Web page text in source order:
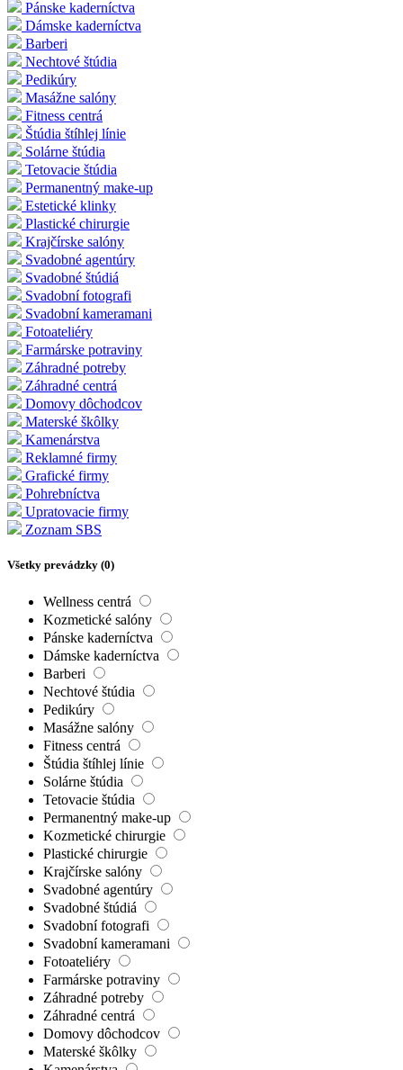
Pánske kaderníctva
Dámske kaderníctva
Barberi
Nechtové štúdia
Pedikúry
Masážne salóny
Fitness centrá
Štúdia štíhlej línie
Solárne štúdia
Tetovacie štúdia
Permanentný make-up
Estetické klinky
Plastické chirurgie
Krajčírske salóny
Svadobné agentúry
Svadobné štúdiá
Svadobní fotografi
Svadobní kameramani
Fotoateliéry
Farmárske potraviny
Záhradné potreby
Záhradné centrá
Domovy dôchodcov
Materské škôlky
Kamenárstva
Reklamné firmy
Grafické firmy
Pohrebníctva
Upratovacie firmy
Zoznam SBS
Všetky prevádzky (0)
Wellness centrá
Kozmetické salóny
Pánske kaderníctva
Dámske kaderníctva
Barberi
Nechtové štúdia
Pedikúry
Masážne salóny
Fitness centrá
Štúdia štíhlej línie
Solárne štúdia
Tetovacie štúdia
Permanentný make-up
Kozmetické chirurgie
Plastické chirurgie
Krajčírske salóny
Svadobné agentúry
Svadobné štúdiá
Svadobní fotografi
Svadobní kameramani
Fotoateliéry
Farmárske potraviny
Záhradné potreby
Záhradné centrá
Domovy dôchodcov
Materské škôlky